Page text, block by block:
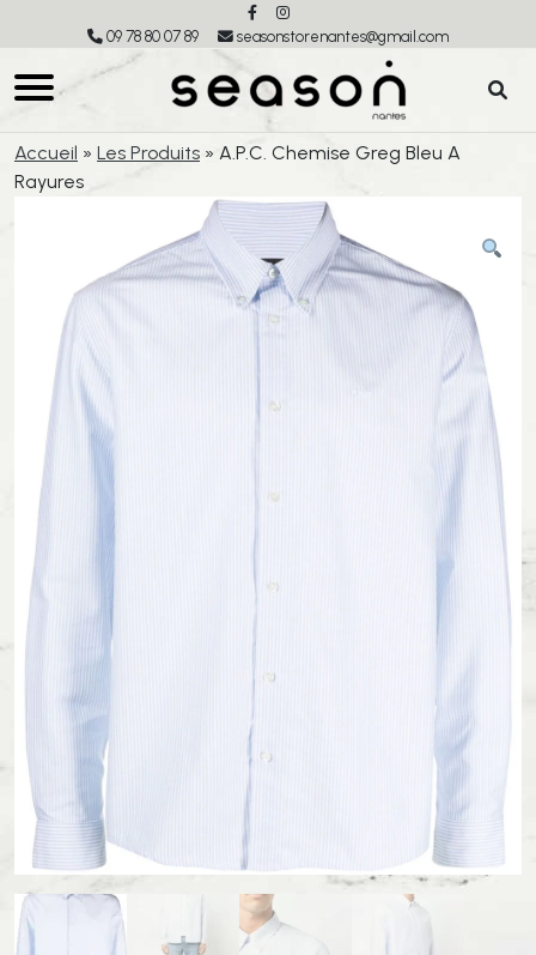
09 78 80 07 89 seasonstorenantes@gmail.com
Accueil » Les Produits » A.P.C. Chemise Greg Bleu A
Rayures